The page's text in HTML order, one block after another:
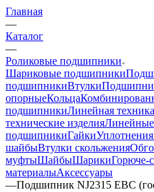
Главная
—
Каталог
—
Роликовые подшипники
Шариковые подшипники
подшипникиВтулки
опорныеКольца
подшипникиЛинейная техника
технические изделияЛинейные
подшипникиГайкиУплотнения
шайбыВтулки скольжения
муфтыШайбыШарикиГорюче-
материалыАксессуары
—Подшипник NJ2315 EBC